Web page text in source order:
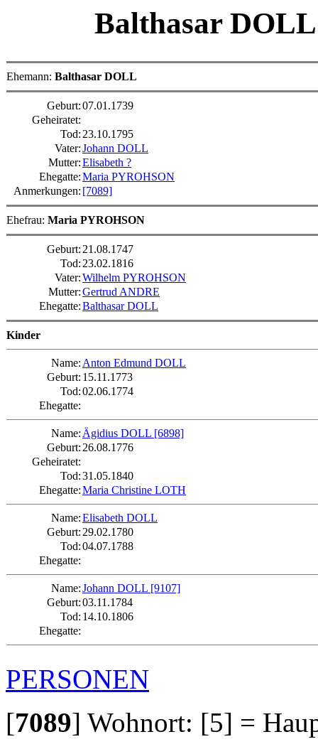
Balthasar
Ehemann: Balthasar DOLL
Geburt:07.01.1739
Geheiratet:
Tod: 23.10.1795
Vater:Johann DOLL
Mutter:Elisabeth ?
Ehegatte:Maria PYROHSON
Anmerkungen: [7089]
Ehefrau: Maria PYROHSON
Geburt: 21.08.1747
Tod: 23.02.1816
Vater:Wilhelm PYROHSON
Mutter:Gertrud ANDRE
Ehegatte:Balthasar DOLL
Kinder
Name: Anton Edmund DOLL
Geburt: 15.11.1773
Tod:02.06.1774
Ehegatte:
Name: Ägidius DOLL [6898]
Geburt: 26.08.1776
Geheiratet:
Tod:31.05.1840
Ehegatte:Maria Christine LOTH
Name:Elisabeth DOLL
Geburt: 29.02.1780
Tod:04.07.1788
Ehegatte:
Name:Johann DOLL [9107]
Geburt:03.11.1784
Tod: 14.10.1806
Ehegatte:
PERSONEN
[7089] Wohnort: [5] =